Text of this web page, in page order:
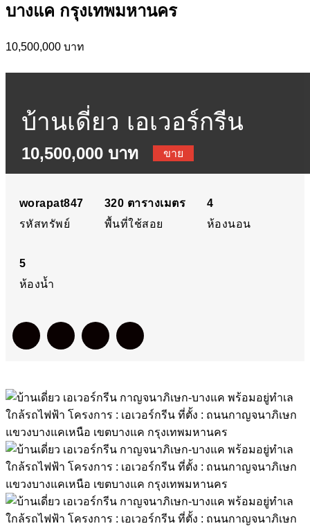
บางแค กรุงเทพมหานคร
10,500,000 บาท
บ้านเดี่ยว เอเวอร์กรีน
กาญจนาภิเษก-บางแค พร้อ
อยู่ทำเลใกล้รถไฟฟ้า
ถนนกาญจนาภิเษก แขวง
บางแคเหนือ เขตบางแค
กรุงเทพมหานคร
10,500,000 บาท ขาย
worapat847
รหัสทรัพย์
320 ตารางเมตร
พื้นที่ใช้สอย
4
ห้องนอน
5
ห้องน้ำ